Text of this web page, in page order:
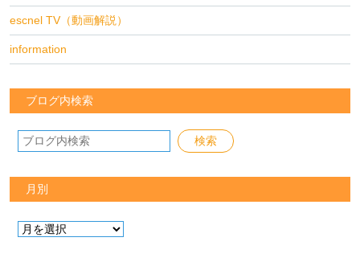
escnel TV（動画解説）
information
ブログ内検索
月別